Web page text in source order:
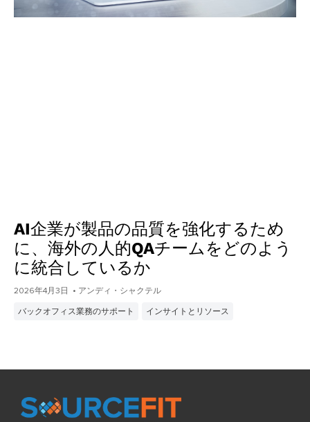
AI企業が製品の品質を強化するため
に、海外の人的QAチームをどのよう
に統合しているか
2026年4月3日 • アンディ・シャクテル
バックオフィス業務のサポート インサイトとリソース